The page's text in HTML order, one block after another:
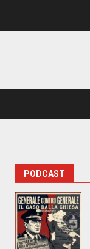
PODCAST